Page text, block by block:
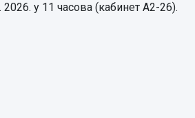
у 11 часова (кабинет А2-26).